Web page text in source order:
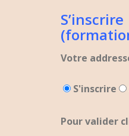
Votre
S'inscrire
Pour valider